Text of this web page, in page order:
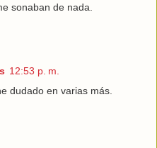
sonaban de nada.
12:53 p. m.
dudado en varias más.